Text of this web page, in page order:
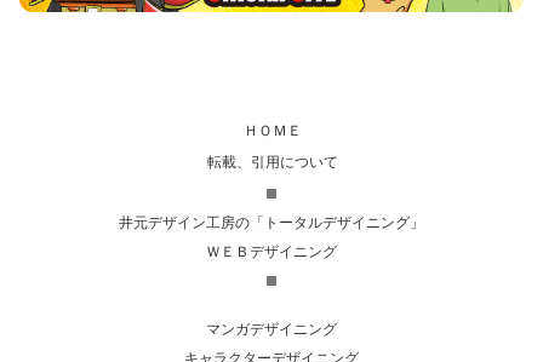
ＨＯＭＥ
転載、引用について
井元デザイン工房の「トータルデザイニング」
ＷＥＢデザイニング
マンガデザイニング
キャラクターデザイニング